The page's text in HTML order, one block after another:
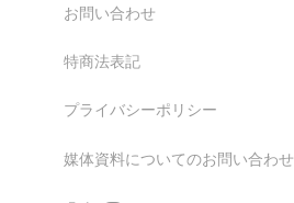
お問い合わせ
特商法表記
プライバシーポリシー
媒体資料についてのお問い合わせ